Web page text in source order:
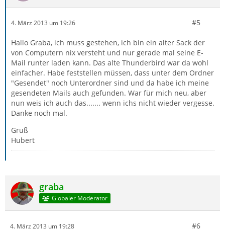
4. März 2013 um 19:26 #5
Hallo Graba, ich muss gestehen, ich bin ein alter Sack der
von Computern nix versteht und nur gerade mal seine E-
Mail runter laden kann. Das alte Thunderbird war da wohl
einfacher. Habe feststellen müssen, dass unter dem Ordner
"Gesendet" noch Unterordner sind und da habe ich meine
gesendeten Mails auch gefunden. War für mich neu, aber
nun weis ich auch das....... wenn ichs nicht wieder vergesse.
Danke noch mal.
Gruß
Hubert
graba
Globaler Moderator
4. März 2013 um 19:28 #6